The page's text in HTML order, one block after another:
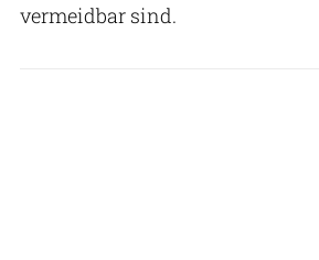
vermeidbar sind.